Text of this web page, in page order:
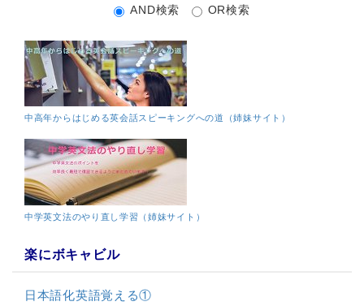
AND検索 OR検索
中高年からはじめる英会話スピーキングへの道（姉妹サイト）
中学英文法のやり直し学習（姉妹サイト）
楽にボキャビル
日本語化英語覚える①